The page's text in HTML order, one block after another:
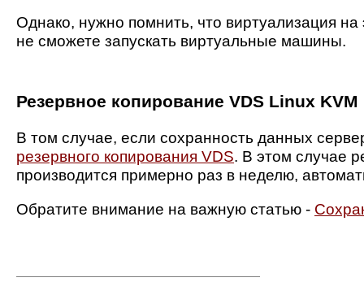
Однако, нужно помнить, что виртуализация
не сможете запускать виртуальные машины.
Резервное копирование VDS Linux KVM
В том случае, если сохранность данных
резервного копирования VDS. В этом случае
производится примерно раз в неделю,
Обратите внимание на важную статью -